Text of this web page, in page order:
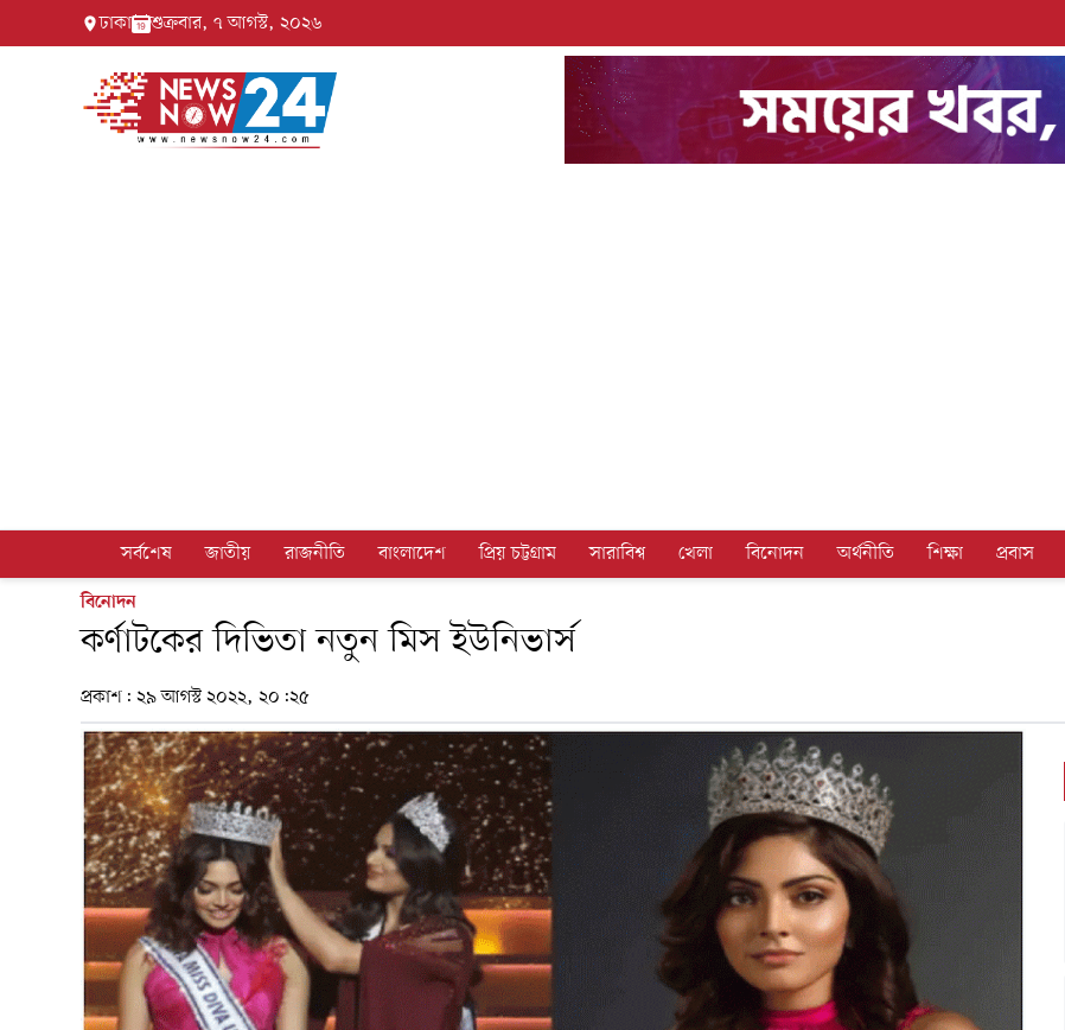
ঢাকা শুক্রবার, ৭ আগস্ট, ২০২৬
সর্বশেষ জাতীয় রাজনীতি বাংলাদেশ প্রিয় চট্টগ্রাম সারাবিশ্ব খেলা বিনোদন অর্থনীতি শিক্ষা প্রবাস
বিনোদন
কর্ণাটকের দিভিতা নতুন মিস ইউনিভার্স
প্রকাশ: ২৯ আগস্ট ২০২২, ২০:২৫